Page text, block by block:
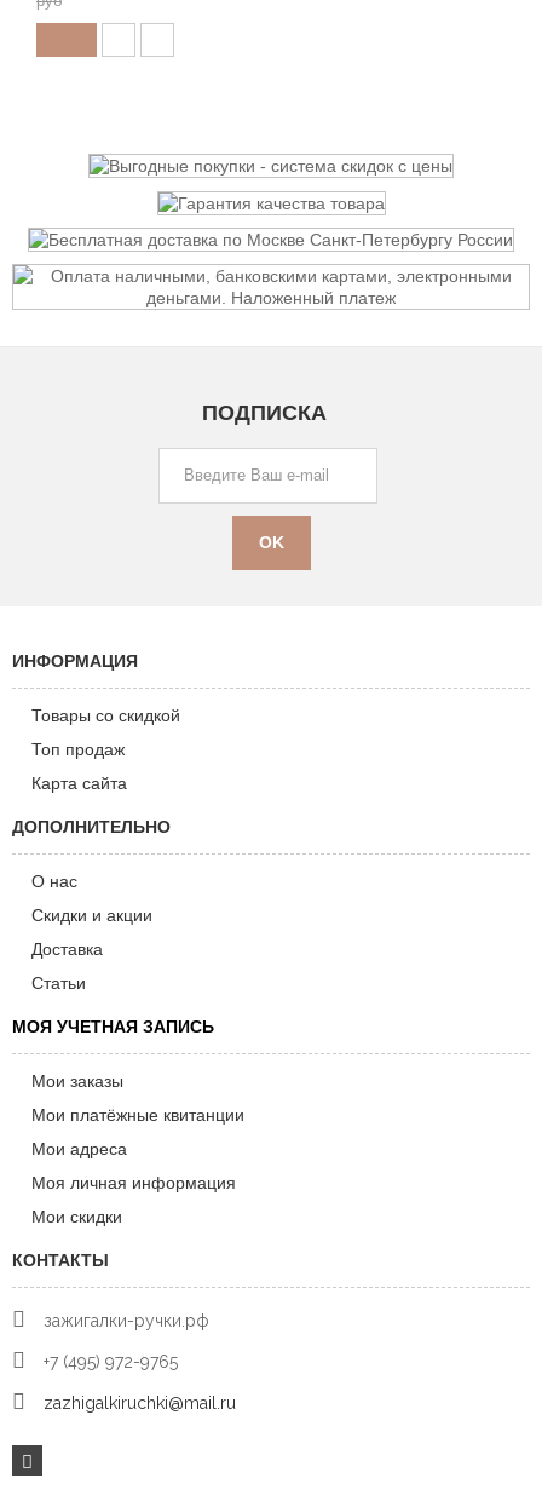
ПОДПИСКА
ИНФОРМАЦИЯ
Товары со скидкой
Топ продаж
Карта сайта
ДОПОЛНИТЕЛЬНО
О нас
Скидки и акции
Доставка
Статьи
МОЯ УЧЕТНАЯ ЗАПИСЬ
Мои заказы
Мои платёжные квитанции
Мои адреса
Моя личная информация
Мои скидки
КОНТАКТЫ
зажигалки-ручки.рф
+7 (495) 972-9765
zazhigalkiruchki@mail.ru